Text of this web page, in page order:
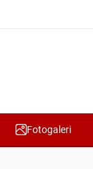
Fotogaleri